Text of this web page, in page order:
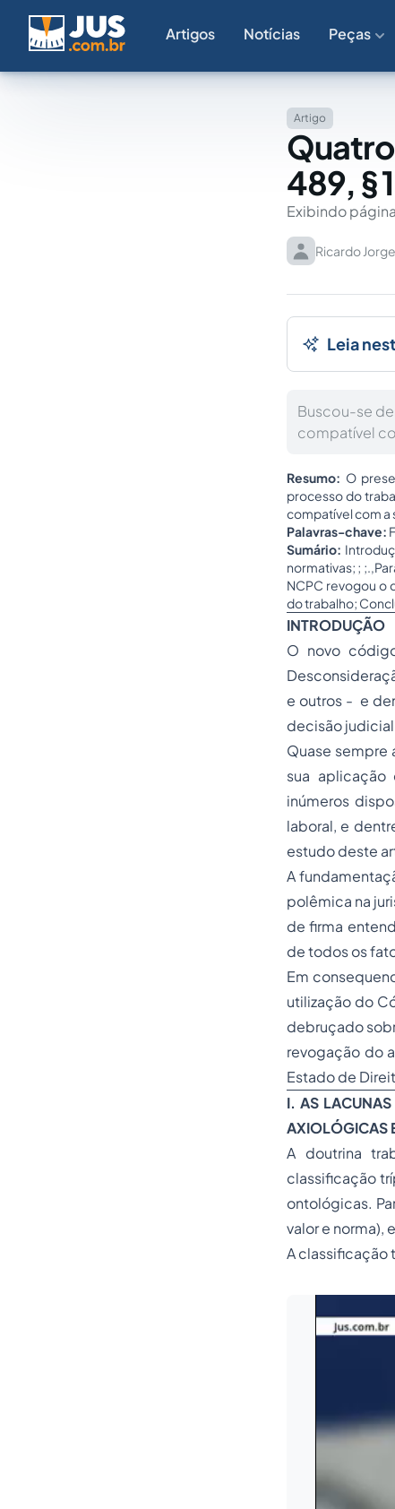
Artigos Notícias Peças
Artigo
489, §
Exibindo
Ricardo
Leia
Buscou-se
compatível
Resumo: O
processo do
compatível com a
Palavras-chave:
Sumário:
normativas; ;
NCPC revogou o
do trabalho;
INTRODUÇÃO
O novo
e outros - e
decisão
Quase sempre
sua
inúmeros
laboral, e
estudo deste
A
polêmica na
de firma
de todos os
Em
utilização do
debruçado
revogação do
Estado de
I. AS
AXIOLÓGICAS
A doutrina
classificação
ontológicas.
valor e norma),
A classificação